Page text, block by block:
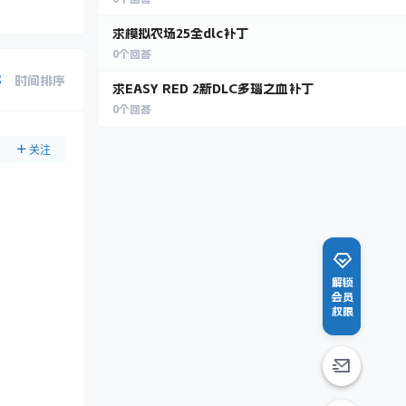
时间排序
关注
求模拟农场25全dlc补丁
0个回答
求EASY RED 2新DLC多瑙之血补丁
0个回答
解锁
会员
权限